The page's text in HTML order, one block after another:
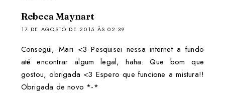
Rebeca Maynart
17 DE AGOSTO DE 2015 ÀS 02:39
Consegui, Mari <3 Pesquisei nessa internet a fundo
até encontrar algum legal, haha. Que bom que
gostou, obrigada <3 Espero que funcione a mistura!!
Obrigada de novo *-*